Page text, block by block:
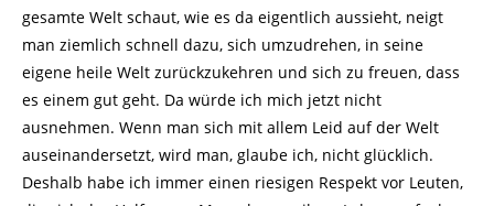
gesamte Welt schaut, wie es da eigentlich aussieht, neigt
man ziemlich schnell dazu, sich umzudrehen, in seine
eigene heile Welt zurückzukehren und sich zu freuen, dass
es einem gut geht. Da würde ich mich jetzt nicht
ausnehmen. Wenn man sich mit allem Leid auf der Welt
auseinandersetzt, wird man, glaube ich, nicht glücklich.
Deshalb habe ich immer einen riesigen Respekt vor Leuten,